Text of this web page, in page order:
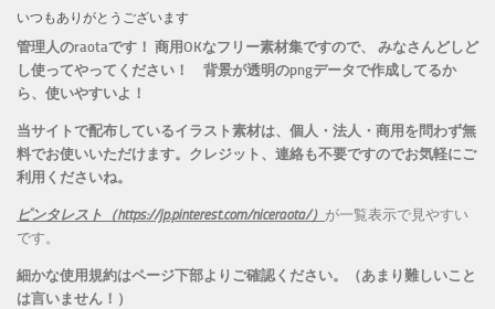
いつもありがとうございます
管理人のraotaです！ 商用OKなフリー素材集ですので、 みなさんどしど
し使ってやってください！ 背景が透明のpngデータで作成してるか
ら、 使いやすいよ！
当サイトで配布しているイラスト素材は、個人・法人・商用を問わず無
料でお使いいただけます。 クレジット、連絡も不要ですのでお気軽にご
利用くださいね。
ピンタレスト（https://jp.pinterest.com/niceraota/） が一覧表示で見やすい
です。
細かな使用規約はページ下部よりご確認ください。（あまり難しいこと
は言いません！）